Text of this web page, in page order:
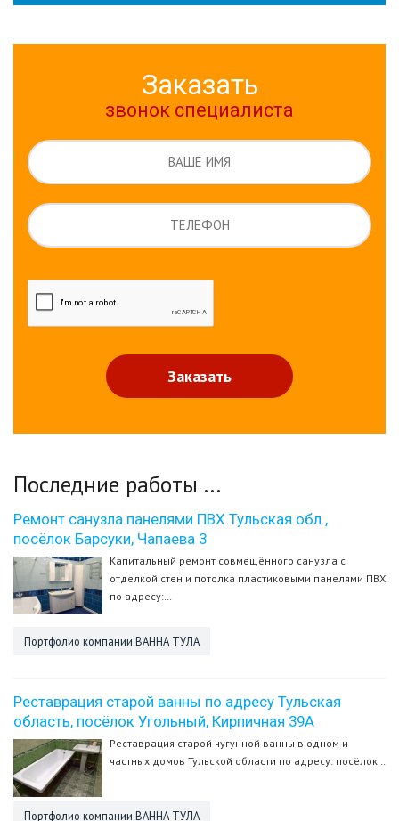
Заказать
звонок специалиста
Последние работы ...
Ремонт санузла панелями ПВХ Тульская обл.,
посёлок Барсуки, Чапаева 3
Капитальный ремонт совмещённого санузла с
отделкой стен и потолка пластиковыми панелями ПВХ
по адресу:…
Портфолио компании ВАННА ТУЛА
Реставрация старой ванны по адресу Тульская
область, посёлок Угольный, Кирпичная 39А
Реставрация старой чугунной ванны в одном и
частных домов Тульской области по адресу: посёлок…
Портфолио компании ВАННА ТУЛА